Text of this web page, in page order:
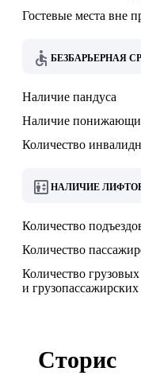
Гостевые места вне
БЕЗБАРЬЕРНАЯ
Наличие пандуса
Наличие
Количество
НАЛИЧИЕ
Количество
Количество
Количество грузовых
и
Сторис